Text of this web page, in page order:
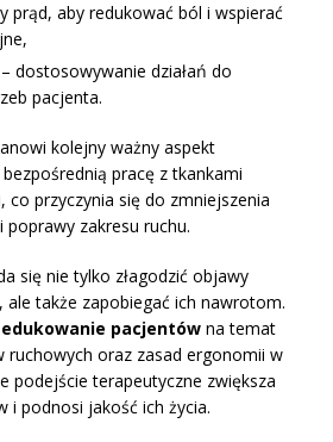
prąd, aby redukować ból i wspierać
– dostosowywanie działań do
pacjenta.
kolejny ważny aspekt
pracę z tkankami
przyczynia się do zmniejszenia
zakresu ruchu.
się nie tylko złagodzić objawy
ale także zapobiegać ich nawrotom.
edukowanie pacjentów na temat
ruchowych oraz zasad ergonomii w
podejście terapeutyczne zwiększa
i podnosi jakość ich życia.